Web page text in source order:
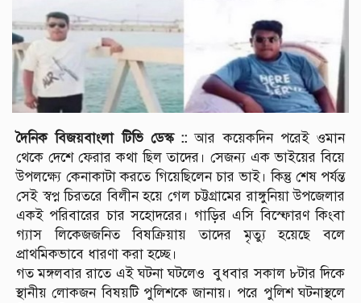
দৈনিক বিজয়বাংলা টিভি ডেস্ক :: আর কয়েকদিন পরেই ওমান
থেকে দেশে ফেরার কথা ছিল তাদের। সেজন্য এক ভাইয়ের বিয়ে
উপলক্ষ্যে কেনাকাটা করতে গিয়েছিলেন চার ভাই। কিন্তু শেষ পর্যন্ত
সেই স্বপ্ন চিরতরে বিলীন হয়ে গেল চট্টগ্রামের রাঙ্গুনিয়া উপজেলার
একই পরিবারের চার সহোদরের। গাড়ির এসি বিস্ফোরণ কিংবা
গ্যাস লিকেজজনিত বিষক্রিয়ায় তাদের মৃত্যু হয়েছে বলে
প্রাথমিকভাবে ধারণা করা হচ্ছে।
গত মঙ্গলবার রাতে এই ঘটনা ঘটলেও বুধবার সকাল ৮টার দিকে
স্থানীয় লোকজন বিষয়টি পুলিশকে জানায়। পরে পুলিশ ঘটনাস্থলে